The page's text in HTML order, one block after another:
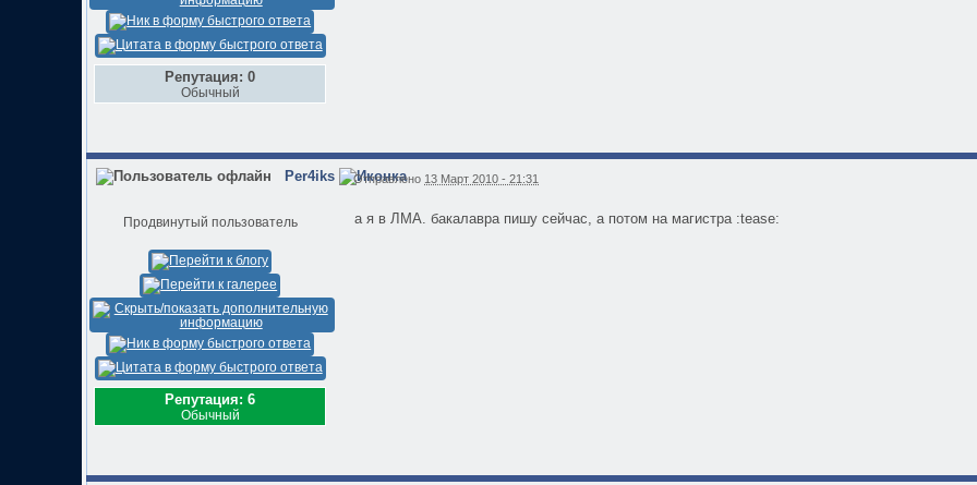
Репутация: 0
Обычный
Per4iks
Продвинутый пользователь
Репутация: 6
Обычный
Отправлено 13 Март 2010 - 21:31
a я в ЛМА. бакалавра пишу сейчас, а потом на магистра :tease: